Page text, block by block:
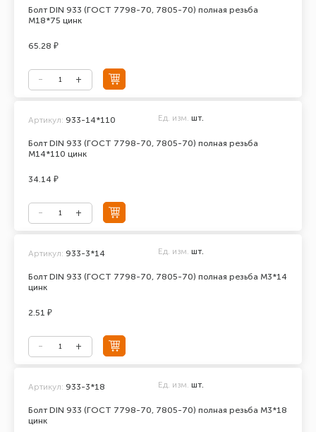
Болт DIN 933 (ГОСТ 7798-70, 7805-70) полная резьба
М18*75 цинк
65.28 ₽
Болт DIN 933 (ГОСТ 7798-70, 7805-70) полная резьба
М14*110 цинк
Артикул: 933-14*110 Ед. изм. шт.
34.14 ₽
Болт DIN 933 (ГОСТ 7798-70, 7805-70) полная резьба М3*14
цинк
Артикул: 933-3*14 Ед. изм. шт.
2.51 ₽
Болт DIN 933 (ГОСТ 7798-70, 7805-70) полная резьба М3*18
цинк
Артикул: 933-3*18 Ед. изм. шт.